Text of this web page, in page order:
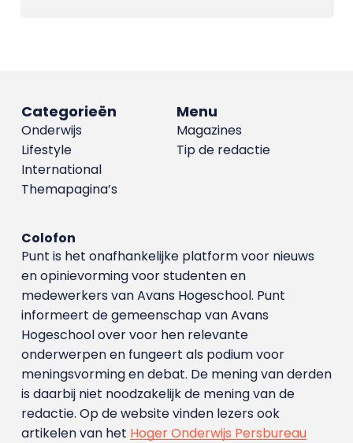
Menu
Magazines
Tip de redactie
Categorieën
Onderwijs
Lifestyle
International
Themapagina’s
Colofon
Punt is het onafhankelijke platform voor nieuws
en opinievorming voor studenten en
medewerkers van Avans Hoge­school. Punt
informeert de gemeenschap van Avans
Hogeschool over voor hen relevante
onderwerpen en fungeert als podium voor
meningsvorming en debat. De mening van derden
is daarbij niet noodzakelijk de mening van de
redactie. Op de website vinden lezers ook
artikelen van het Hoger Onderwijs Persbureau